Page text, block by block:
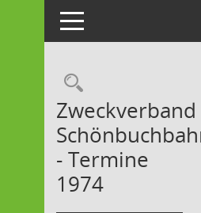
Toggle navigation
Zweckverband
- Termine
1974